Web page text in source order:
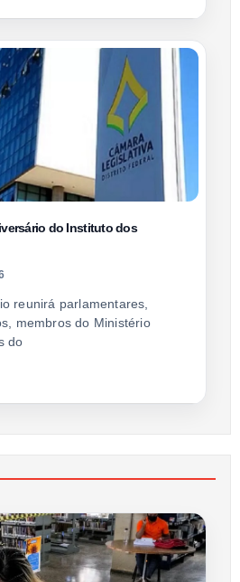
do Instituto dos
reunirá parlamentares,
membros do Ministério
do